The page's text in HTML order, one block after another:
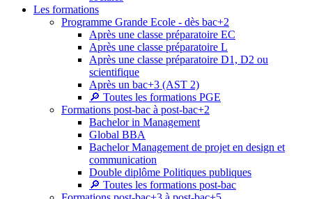
Les formations
Programme Grande Ecole - dès bac+2
Après une classe préparatoire EC
Après une classe préparatoire L
Après une classe préparatoire D1, D2 ou
scientifique
Après un bac+3 (AST 2)
🔎 Toutes les formations PGE
Formations post-bac à post-bac+2
Bachelor in Management
Global BBA
Bachelor Management de projet en design et
communication
Double diplôme Politiques publiques
🔎 Toutes les formations post-bac